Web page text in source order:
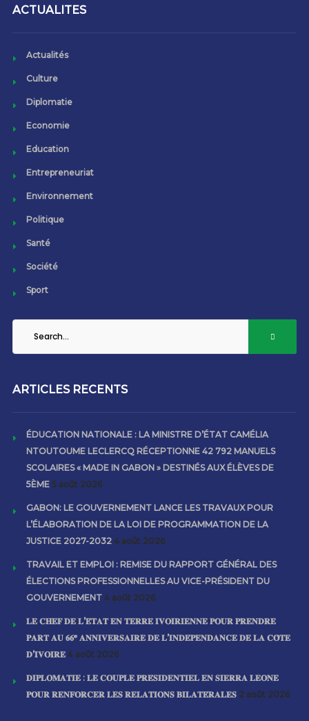
ACTUALITES
Actualités
Culture
Diplomatie
Economie
Education
Entrepreneuriat
Environnement
Politique
Santé
Société
Sport
ARTICLES RECENTS
ÉDUCATION NATIONALE : LA MINISTRE D’ÉTAT CAMÉLIA
NTOUTOUME LECLERCQ RÉCEPTIONNE 42 792 MANUELS
SCOLAIRES « MADE IN GABON » DESTINÉS AUX ÉLÈVES DE
5ÈME 5 août 2026
GABON: LE GOUVERNEMENT LANCE LES TRAVAUX POUR
L’ÉLABORATION DE LA LOI DE PROGRAMMATION DE LA
JUSTICE 2027-2032 4 août 2026
TRAVAIL ET EMPLOI : REMISE DU RAPPORT GÉNÉRAL DES
ÉLECTIONS PROFESSIONNELLES AU VICE-PRÉSIDENT DU
GOUVERNEMENT 4 août 2026
𝐋𝐄 𝐂𝐇𝐄𝐅 𝐃𝐄 𝐋’𝐄́𝐓𝐀𝐓 𝐄𝐍 𝐓𝐄𝐑𝐑𝐄 𝐈𝐕𝐎𝐈𝐑𝐈𝐄𝐍𝐍𝐄 𝐏𝐎𝐔𝐑 𝐏𝐑𝐄𝐍𝐃𝐑𝐄
𝐏𝐀𝐑𝐓 𝐀𝐔 𝟔𝟔ᵉ 𝐀𝐍𝐍𝐈𝐕𝐄𝐑𝐒𝐀𝐈𝐑𝐄 𝐃𝐄 𝐋’𝐈𝐍𝐃𝐄́𝐏𝐄𝐍𝐃𝐀𝐍𝐂𝐄 𝐃𝐄 𝐋𝐀 𝐂𝐎̂𝐓𝐄
𝐃’𝐈𝐕𝐎𝐈𝐑𝐄 4 août 2026
𝐃𝐈𝐏𝐋𝐎𝐌𝐀𝐓𝐈𝐄 : 𝐋𝐄 𝐂𝐎𝐔𝐏𝐋𝐄 𝐏𝐑𝐄́𝐒𝐈𝐃𝐄𝐍𝐓𝐈𝐄𝐋 𝐄𝐍 𝐒𝐈𝐄𝐑𝐑𝐀 𝐋𝐄𝐎𝐍𝐄
𝐏𝐎𝐔𝐑 𝐑𝐄𝐍𝐅𝐎𝐑𝐂𝐄𝐑 𝐋𝐄𝐒 𝐑𝐄𝐋𝐀𝐓𝐈𝐎𝐍𝐒 𝐁𝐈𝐋𝐀𝐓𝐄́𝐑𝐀𝐋𝐄𝐒 2 août 2026